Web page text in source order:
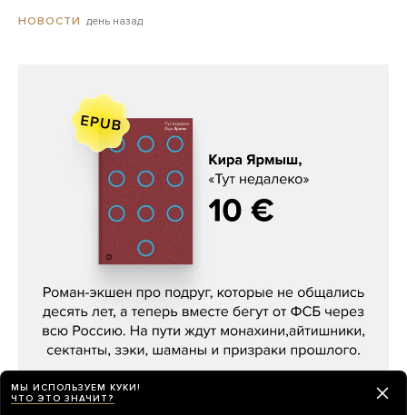
НОВОСТИ день назад
Кира Ярмыш, «Тут недалеко»
МЫ ИСПОЛЬЗУЕМ КУКИ!
ЧТО ЭТО ЗНАЧИТ?